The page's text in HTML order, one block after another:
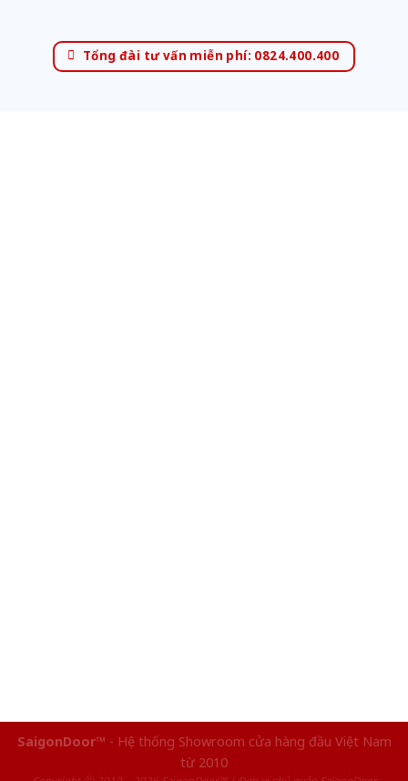
Tổng đài tư vấn miễn phí: 0824.400.400
SaigonDoor™ - Hệ thống Showroom cửa hàng đầu Việt Nam
từ 2010